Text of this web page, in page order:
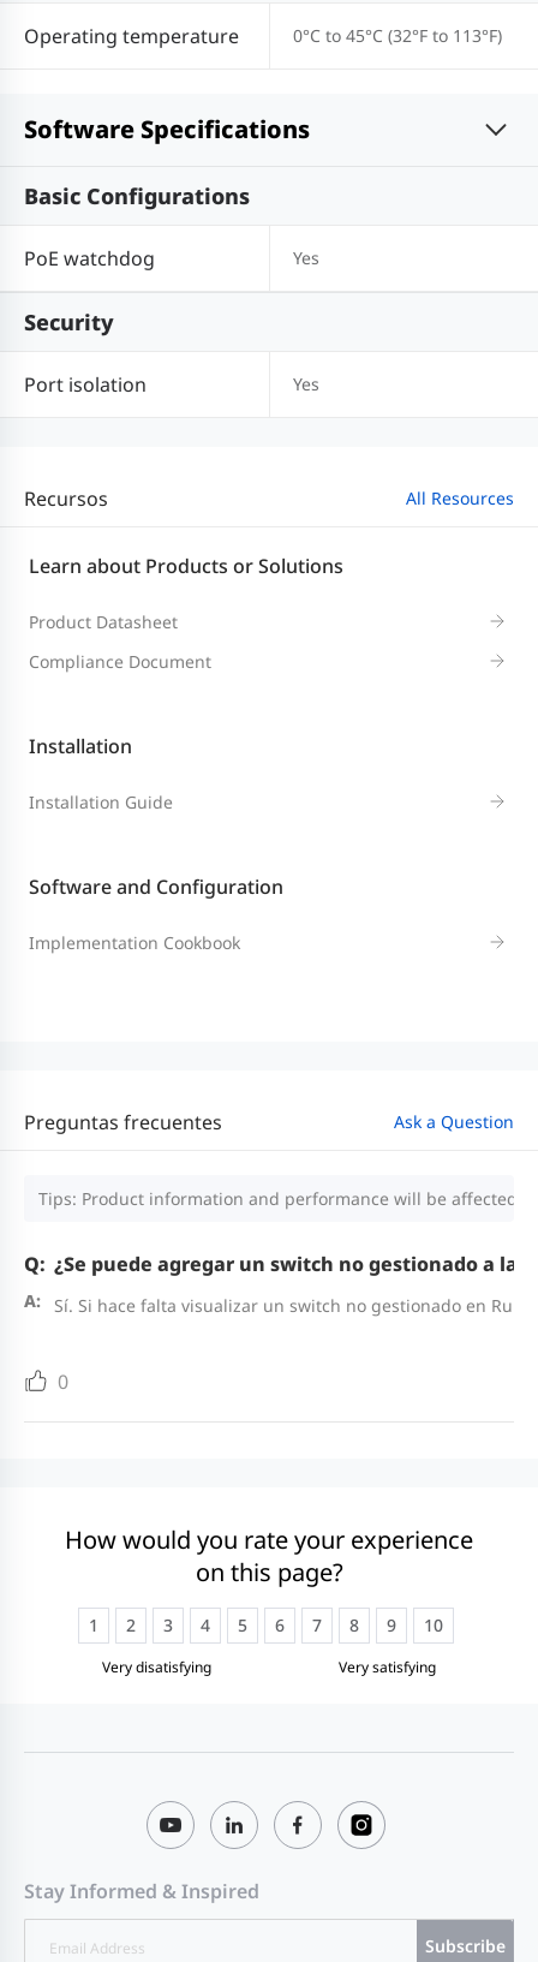
Operating temperature 0°C to 45°C (32°F to 113°F)
Software Specifications
Basic Configurations
PoE watchdog Yes
Security
Port isolation Yes
Recursos All Resources
Learn about Products or Solutions
Product Datasheet
Compliance Document
Installation
Installation Guide
Software and Configuration
Implementation Cookbook
Preguntas frecuentes Ask a Question
Tips: Product information and performance will be affected
¿Se puede agregar un switch no gestionado a la
Sí. Si hace falta visualizar un switch no gestionado en
0
How would you rate your experience
on this page?
Very disatisfying
1 2 3 4 5 6 7 8 9 10
Very satisfying
Stay Informed & Inspired
Subscribe